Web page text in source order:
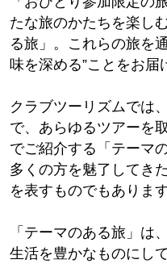
たな旅のかたちを楽し
る旅」。これらの旅を
味を深める”ことをお届
クラブツーリズムでは
で、あらゆるツアーを
でご紹介する「テーマ
多くの方を魅了してき
を表すものでもあります
「テーマのある旅」は
生活を豊かなものにし